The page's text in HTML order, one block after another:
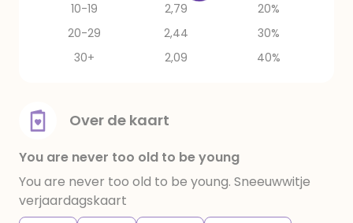
10-19
2,79
20%
20-29
2,44
30%
30+
2,09 40%
Over de kaart
You are never too old to be young
You are never too old to be young. Sneeuwwitje
verjaardagskaart